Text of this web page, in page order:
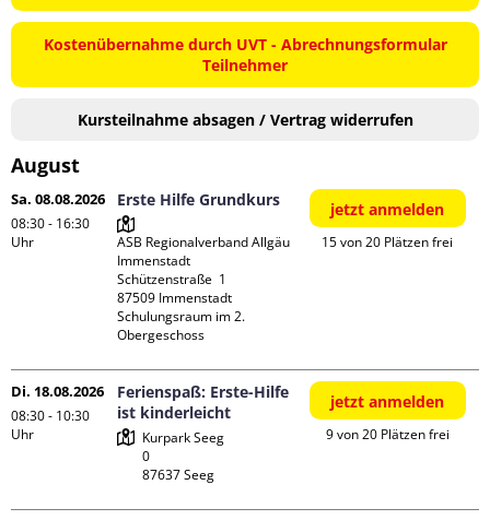
Kostenübernahme durch UVT - Abrechnungsformular
Teilnehmer
Kursteilnahme absagen / Vertrag widerrufen
August
Sa. 08.08.2026
08:30 - 16:30
Uhr
Erste Hilfe Grundkurs
ASB Regionalverband Allgäu
Immenstadt
Schützenstraße  1
87509 Immenstadt
Schulungsraum im 2.
Obergeschoss
jetzt anmelden
15 von 20 Plätzen frei
Di. 18.08.2026
08:30 - 10:30
Uhr
Ferienspaß: Erste-Hilfe
ist kinderleicht
Kurpark Seeg
0
jetzt anmelden
9 von 20 Plätzen frei